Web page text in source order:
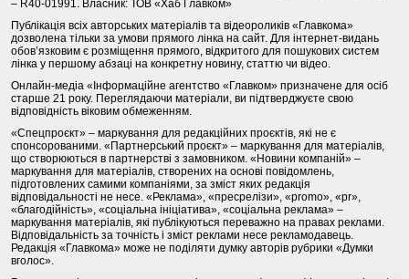
– R40-01991. Власник: ТОВ «Хаб Главком»
Публікація всіх авторських матеріалів та відеороликів «Главкома»
дозволена тільки за умови прямого лінка на сайт. Для інтернет-видань
обов’язковим є розміщення прямого, відкритого для пошукових систем
лінка у першому абзаці на конкретну новину, статтю чи відео.
Онлайн-медіа «Інформаційне агентство «Главком» призначене для осіб
старше 21 року. Переглядаючи матеріали, ви підтверджуєте свою
відповідність віковим обмеженням.
«Спецпроєкт» – маркування для редакційних проєктів, які не є
спонсорованими. «Партнерський проєкт» – маркування для матеріалів,
що створюються в партнерстві з замовником. «Новини компаній» –
маркування для матеріалів, створених на основі повідомлень,
підготовлених самими компаніями, за зміст яких редакція
відповідальності не несе. «Реклама», «пресрелізи», «promo», «pr»,
«благодійність», «соціальна ініціатива», «соціальна реклама» –
маркування матеріалів, які публікуються переважно на правах реклами.
Відповідальність за точність і зміст реклами несе рекламодавець.
Редакція «Главкома» може не поділяти думку авторів рубрики «Думки
вголос».